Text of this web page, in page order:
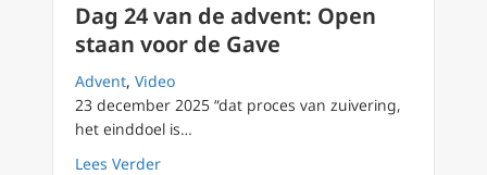
Dag 24 van de advent: Open
staan voor de Gave
Advent, Video
23 december 2025 “dat proces van zuivering,
het einddoel is…
Lees Verderabout Dag 24 van de advent: Open staan